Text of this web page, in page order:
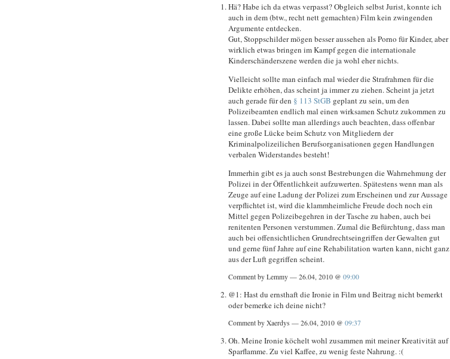
Hä? Habe ich da etwas verpasst? Obgleich selbst Jurist, konnte ich
auch in dem (btw., recht nett gemachten) Film kein zwingenden
Argumente entdecken.
Gut, Stoppschilder mögen besser aussehen als Porno für Kinder, aber
wirklich etwas bringen im Kampf gegen die internationale
Kinderschänderszene werden die ja wohl eher nichts.
Vielleicht sollte man einfach mal wieder die Strafrahmen für die
Delikte erhöhen, das scheint ja immer zu ziehen. Scheint ja jetzt
auch gerade für den § 113 StGB geplant zu sein, um den
Polizeibeamten endlich mal einen wirksamen Schutz zukommen zu
lassen. Dabei sollte man allerdings auch beachten, dass offenbar
eine große Lücke beim Schutz von Mitgliedern der
Kriminalpolizeilichen Berufsorganisationen gegen Handlungen
verbalen Widerstandes besteht!
Immerhin gibt es ja auch sonst Bestrebungen die Wahrnehmung der
Polizei in der Öffentlichkeit aufzuwerten. Spätestens wenn man als
Zeuge auf eine Ladung der Polizei zum Erscheinen und zur Aussage
verpflichtet ist, wird die klammheimliche Freude doch noch ein
Mittel gegen Polizeibegehren in der Tasche zu haben, auch bei
renitenten Personen verstummen. Zumal die Befürchtung, dass man
auch bei offensichtlichen Grundrechtseingriffen der Gewalten gut
und gerne fünf Jahre auf eine Rehabilitation warten kann, nicht ganz
aus der Luft gegriffen scheint.
Comment by Lemmy — 26.04, 2010 @ 09:00
@1: Hast du ernsthaft die Ironie in Film und Beitrag nicht bemerkt
oder bemerke ich deine nicht?
Comment by Xaerdys — 26.04, 2010 @ 09:37
Oh. Meine Ironie köchelt wohl zusammen mit meiner Kreativität auf
Sparflamme. Zu viel Kaffee, zu wenig feste Nahrung. :(